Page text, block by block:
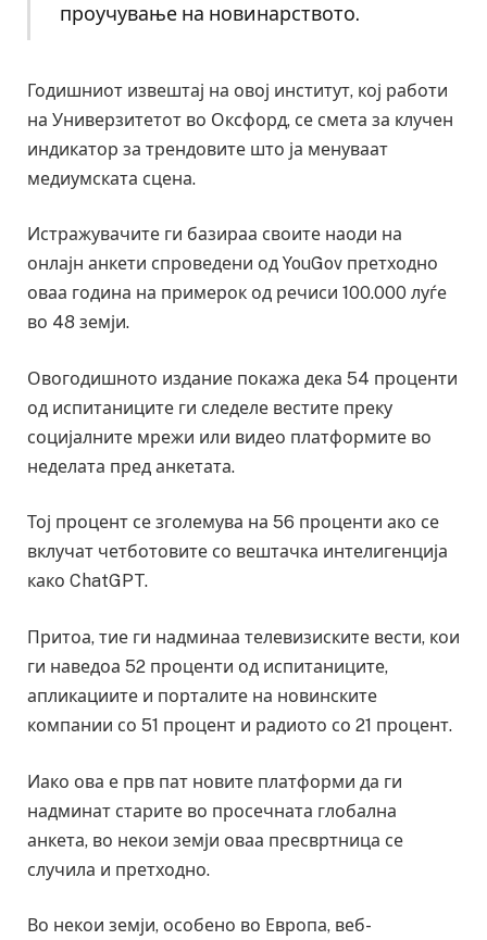
проучување на новинарството.
Годишниот извештај на овој институт, кој работи
на Универзитетот во Оксфорд, се смета за клучен
индикатор за трендовите што ја менуваат
медиумската сцена.
Истражувачите ги базираа своите наоди на
онлајн анкети спроведени од YouGov претходно
оваа година на примерок од речиси 100.000 луѓе
во 48 земји.
Овогодишното издание покажа дека 54 проценти
од испитаниците ги следеле вестите преку
социјалните мрежи или видео платформите во
неделата пред анкетата.
Тој процент се зголемува на 56 проценти ако се
вклучат четботовите со вештачка интелигенција
како ChatGPT.
Притоа, тие ги надминаа телевизиските вести, кои
ги наведоа 52 проценти од испитаниците,
апликациите и порталите на новинските
компании со 51 процент и радиото со 21 процент.
Иако ова е прв пат новите платформи да ги
надминат старите во просечната глобална
анкета, во некои земји оваа пресвртница се
случила и претходно.
Во некои земји, особено во Европа, веб-